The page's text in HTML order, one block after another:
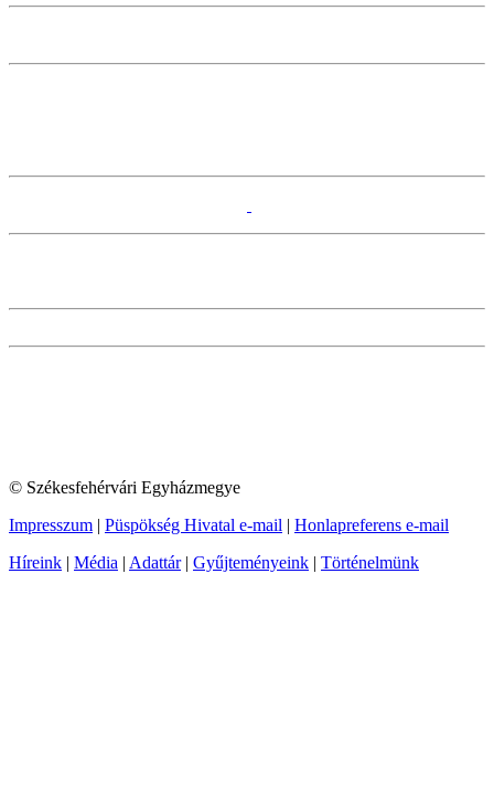
© Székesfehérvári Egyházmegye
Impresszum | Püspökség Hivatal e-mail | Honlapreferens e-mail
Híreink | Média | Adattár| Gyűjteményeink | Történelmünk